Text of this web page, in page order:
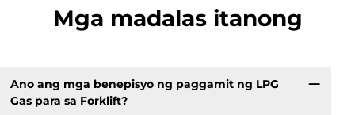
Mga madalas itanong
Ano ang mga benepisyo ng paggamit ng LPG
Gas para sa Forklift?